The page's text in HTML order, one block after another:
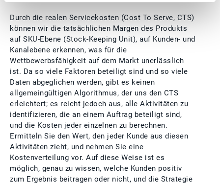
Durch die realen Servicekosten (Cost To Serve, CTS)
können wir die tatsächlichen Margen des Produkts
auf SKU-Ebene (Stock-Keeping Unit), auf Kunden- und
Kanalebene erkennen, was für die
Wettbewerbsfähigkeit auf dem Markt unerlässlich
ist. Da so viele Faktoren beteiligt sind und so viele
Daten abgeglichen werden, gibt es keinen
allgemeingültigen Algorithmus, der uns den CTS
erleichtert; es reicht jedoch aus, alle Aktivitäten zu
identifizieren, die an einem Auftrag beteiligt sind,
und die Kosten jeder einzelnen zu berechnen.
Ermitteln Sie den Wert, den jeder Kunde aus diesen
Aktivitäten zieht, und nehmen Sie eine
Kostenverteilung vor. Auf diese Weise ist es
möglich, genau zu wissen, welche Kunden positiv
zum Ergebnis beitragen oder nicht, und die Strategie